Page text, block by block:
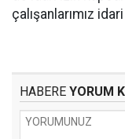
çalışanlarımız
HABERE YORUM